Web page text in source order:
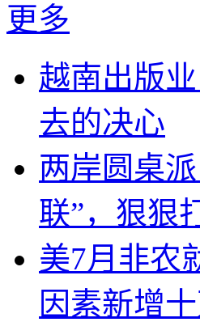
更多
越南出版
去的决心
两岸圆桌
联”，狠狠
美7月非农
因素新增